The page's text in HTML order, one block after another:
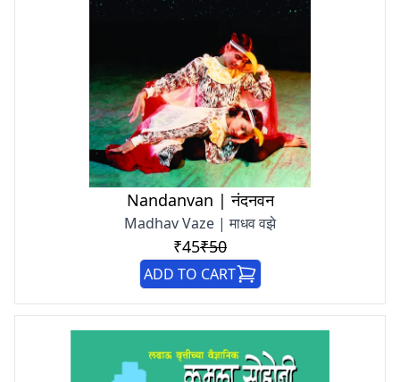
Nandanvan | नंदनवन
Madhav Vaze | माधव वझे
₹45₹50
ADD TO CART